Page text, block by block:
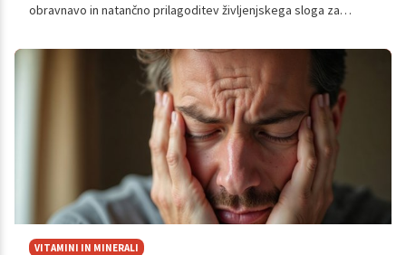
obravnavo in natančno prilagoditev življenjskega sloga za
optimizacijo vitalnih funkcij dihal.
VITAMINI IN MINERALI